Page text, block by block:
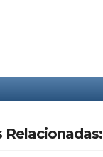
Relacionadas: